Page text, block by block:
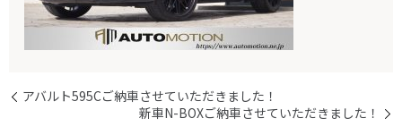
アバルト595Cご納車させていただきました！
新車N-BOXご納車させていただきました！